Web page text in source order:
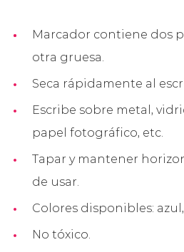
Marcador contiene dos
otra gruesa.
Seca rápidamente al
Escribe sobre metal,
papel fotográfico, etc.
Tapar y mantener
de usar.
Colores disponibles:
No tóxico.